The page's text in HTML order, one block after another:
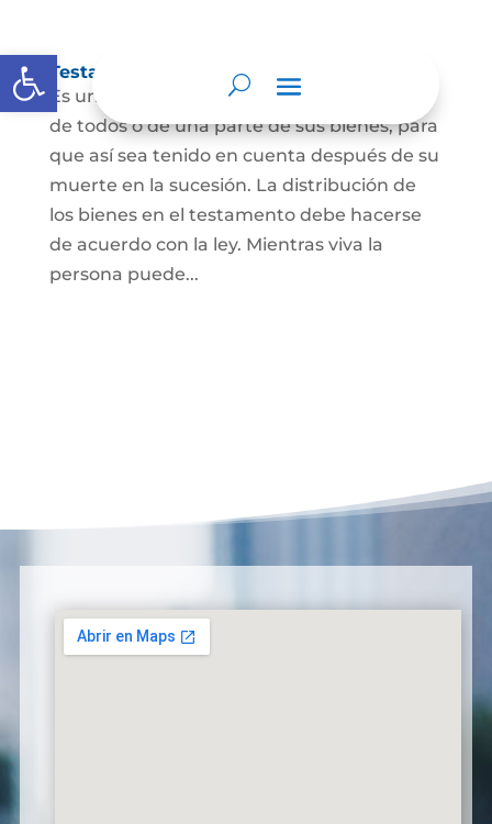
Abrir barra de herramientas
Testamento
Es un acto por el cual una persona dispone
de todos o de una parte de sus bienes, para
que así sea tenido en cuenta después de su
muerte en la sucesión. La distribución de
los bienes en el testamento debe hacerse
de acuerdo con la ley. Mientras viva la
persona puede...